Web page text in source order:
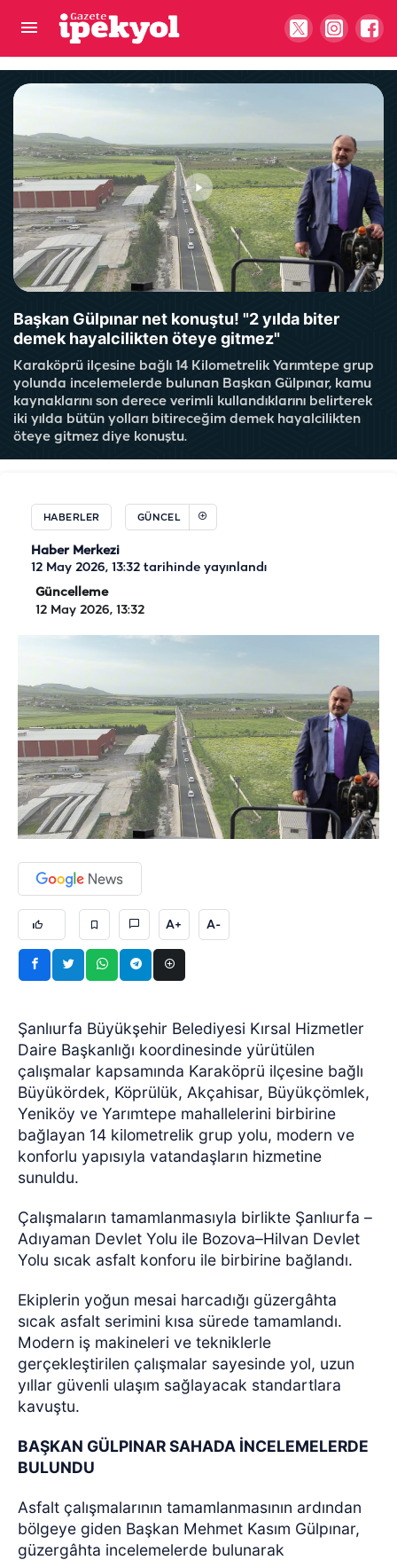
Başkan Gülpınar net konuştu! "2 yılda biter
demek hayalcilikten öteye gitmez"
Karaköprü ilçesine bağlı 14 Kilometrelik Yarımtepe grup
yolunda incelemelerde bulunan Başkan Gülpınar, kamu
kaynaklarını son derece verimli kullandıklarını belirterek
iki yılda bütün yolları bitireceğim demek hayalcilikten
öteye gitmez diye konuştu.
HABERLER GÜNCEL
Haber Merkezi
12 May 2026, 13:32 tarihinde yayınlandı
Güncelleme
12 May 2026, 13:32
A+ A-
Şanlıurfa Büyükşehir Belediyesi Kırsal Hizmetler
Daire Başkanlığı koordinesinde yürütülen
çalışmalar kapsamında Karaköprü ilçesine bağlı
Büyükördek, Köprülük, Akçahisar, Büyükçömlek,
Yeniköy ve Yarımtepe mahallelerini birbirine
bağlayan 14 kilometrelik grup yolu, modern ve
konforlu yapısıyla vatandaşların hizmetine
sunuldu.
Çalışmaların tamamlanmasıyla birlikte Şanlıurfa –
Adıyaman Devlet Yolu ile Bozova–Hilvan Devlet
Yolu sıcak asfalt konforu ile birbirine bağlandı.
Ekiplerin yoğun mesai harcadığı güzergâhta
sıcak asfalt serimini kısa sürede tamamlandı.
Modern iş makineleri ve tekniklerle
gerçekleştirilen çalışmalar sayesinde yol, uzun
yıllar güvenli ulaşım sağlayacak standartlara
kavuştu.
BAŞKAN GÜLPINAR SAHADA İNCELEMELERDE
BULUNDU
Asfalt çalışmalarının tamamlanmasının ardından
bölgeye giden Başkan Mehmet Kasım Gülpınar,
güzergâhta incelemelerde bulunarak
Şanlıurfa’da akaryakıtta fiyat freni! Güncel
fiyatlar belli oldu